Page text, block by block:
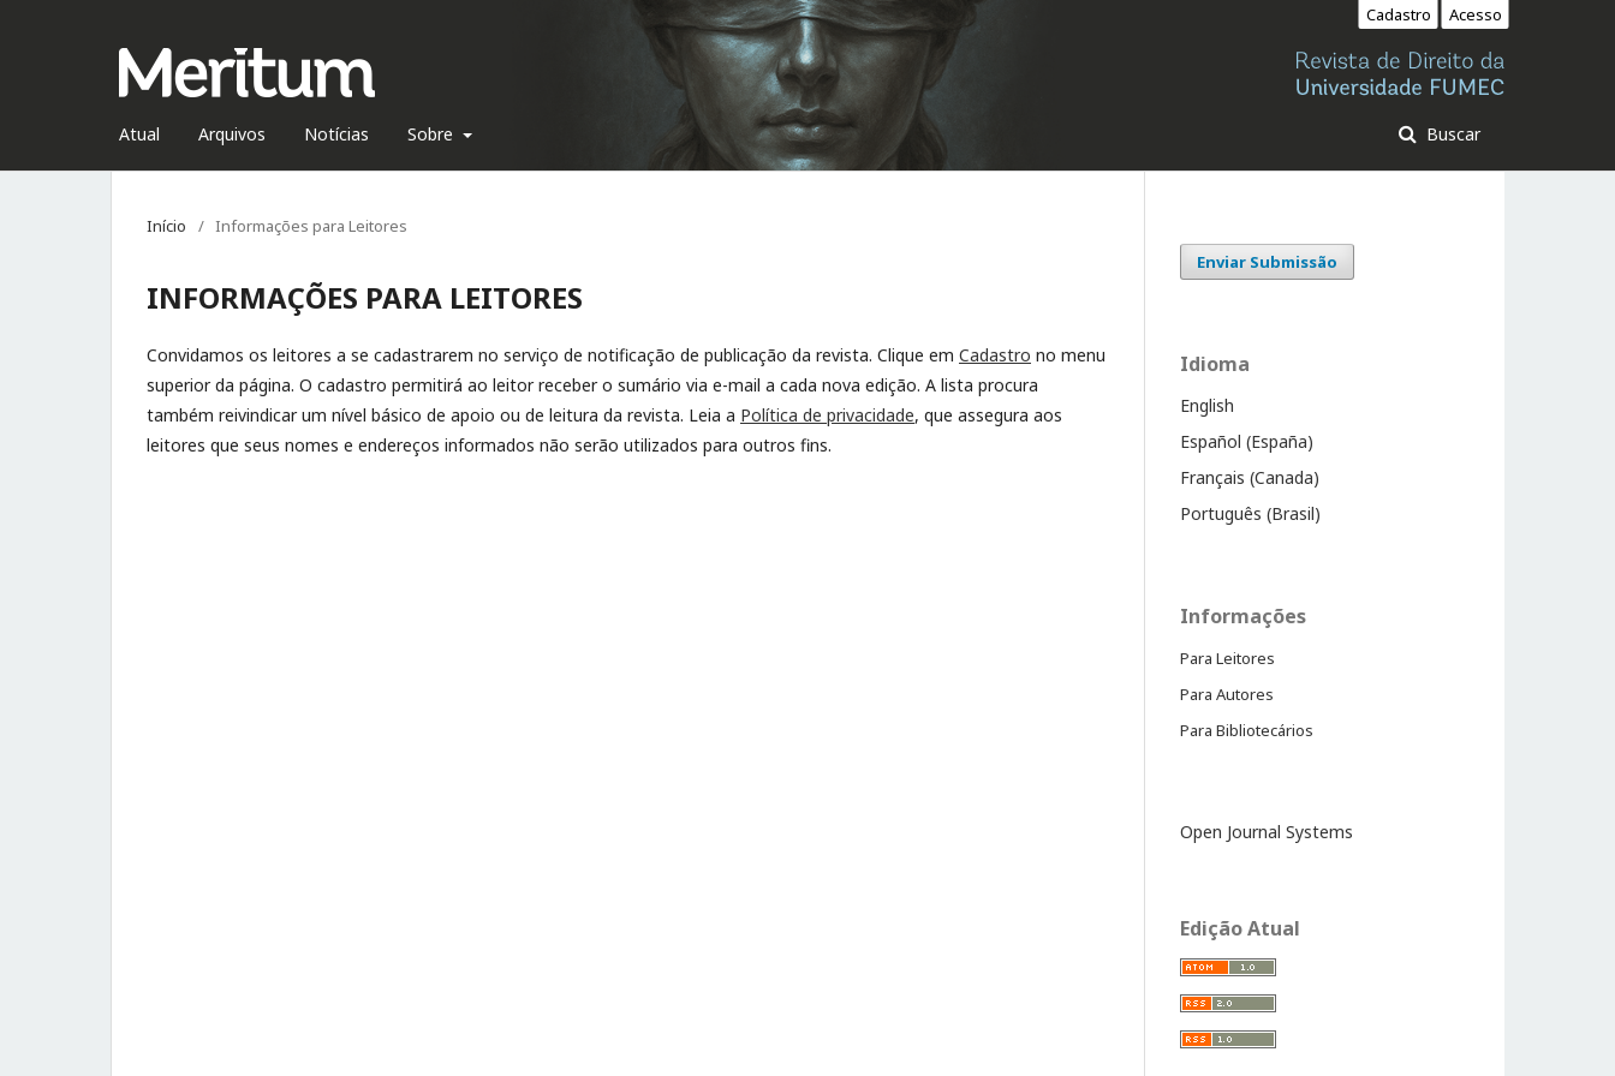
Atual Arquivos Notícias Sobre Buscar
Cadastro Acesso
Início / Informações para Leitores
INFORMAÇÕES PARA LEITORES
Convidamos os leitores a se cadastrarem no serviço de notificação de publicação da revista. Clique em Cadastro no menu
superior da página. O cadastro permitirá ao leitor receber o sumário via e-mail a cada nova edição. A lista procura
também reivindicar um nível básico de apoio ou de leitura da revista. Leia a Política de privacidade, que assegura aos
leitores que seus nomes e endereços informados não serão utilizados para outros fins.
Enviar Submissão
Idioma
English
Español (España)
Français (Canada)
Português (Brasil)
Informações
Para Leitores
Para Autores
Para Bibliotecários
Open Journal Systems
Edição Atual